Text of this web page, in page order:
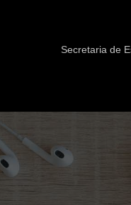
Secretaria de